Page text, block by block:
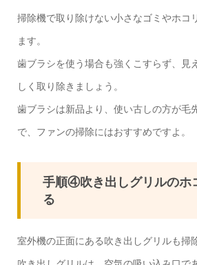
掃除機で取り除けない小さなゴミやホコ
ます。
歯ブラシを使う場合も強くこすらず、見
しく取り除きましょう。
歯ブラシは新品より、使い古しの方が毛
で、ファンの掃除にはおすすめですよ。
手順④吹き出しグリルのホ
る
室外機の正面にある吹き出しグリルも掃